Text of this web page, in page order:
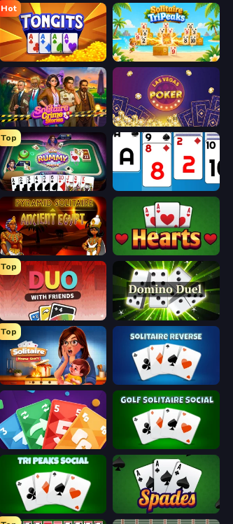
Hot
Tongits Solitaire TriPeaks
Solitaire Crime Stories Las Vegas Poker
Top
Gin Rummy Mania Social Solitaire
Pyramid Solitaire Ancient Egypt Hearts: Classic
Top
DUO With Friends Domino Duel
Top
Solitaire Home Story Solitaire Reverse
Foono Online Multiplayer Golf Solitaire
Tri Peaks Social Spades